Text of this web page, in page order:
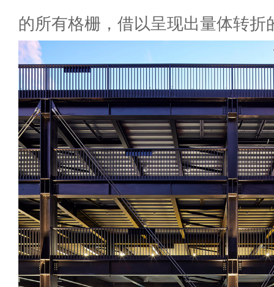
的所有格栅，借以呈现出量体转折